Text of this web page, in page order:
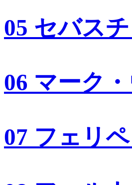
05 セバス
06 マーク
07 フェリ